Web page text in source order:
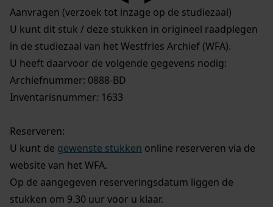
Aanvragen (verzoek tot inzage op de studiezaal)
U kunt dit stuk / deze stukken in origineel raadplegen
in de studiezaal van het Westfries Archief (WFA).
U heeft daarvoor de volgende gegevens nodig:
Archiefnummer: 0888-BD
Inventarisnummer: 1633
Reserveren:
U kunt de gewenste stukken online reserveren via de
website van het WFA.
Op de aangegeven reserveringsdatum liggen de
stukken om 9.30 uur voor u klaar.